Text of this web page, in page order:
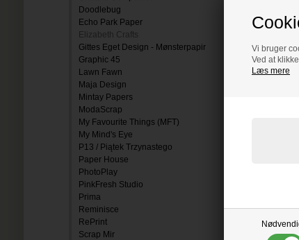
Vi bruger
Ved at
Læs mere
Doodlebug
Echo Park Paper
Elizabeth Crafts
Gittes Eget Design - Mønsterpapir
Graphic 45
Lawn Fawn
Maja Design
Mintay Papers
ModaScrap
My Favourite Things (MFT)
My Mind's Eye
P13 / Piątek Trzynastego
Paper House
PhotoPlay
PinkFresh Studio
Prima
Reminisce
RePrint
Scrap Mir